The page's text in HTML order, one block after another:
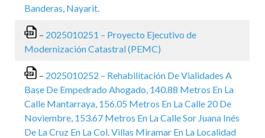
Banderas, Nayarit.
– 2025010251 – Proyecto Ejecutivo de
Modernización Catastral (PEMC)
– 2025010252 – Rehabilitación De Vialidades A
Base De Empedrado Ahogado, 140.88 Metros En La
Calle Mantarraya, 156.05 Metros En La Calle 20 De
Noviembre, 153.67 Metros En La Calle Sor Juana Inés
De La Cruz En La Col. Villas Miramar En La Localidad